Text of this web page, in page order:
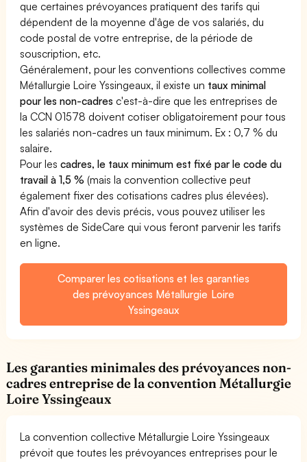
que certaines prévoyances pratiquent des tarifs qui
dépendent de la moyenne d'âge de vos salariés, du
code postal de votre entreprise, de la période de
souscription, etc.
Généralement, pour les conventions collectives comme
Métallurgie Loire Yssingeaux, il existe un taux minimal
pour les non-cadres c'est-à-dire que les entreprises de
la CCN 01578 doivent cotiser obligatoirement pour tous
les salariés non-cadres un taux minimum. Ex : 0,7 % du
salaire.
Pour lescadres, le taux minimum est fixé par le code du
travail à 1,5 % (mais la convention collective peut
également fixer des cotisations cadres plus élevées).
Afin d'avoir des devis précis, vous pouvez utiliser les
systèmes de SideCare qui vous feront parvenir les tarifs
en ligne.
Comparer les cotisations et les garanties
des prévoyances Métallurgie Loire
Yssingeaux
Les garanties minimales des prévoyances non-
cadres entreprise de la convention Métallurgie
Loire Yssingeaux
La convention collective Métallurgie Loire Yssingeaux
prévoit que toutes les prévoyances entreprises pour le